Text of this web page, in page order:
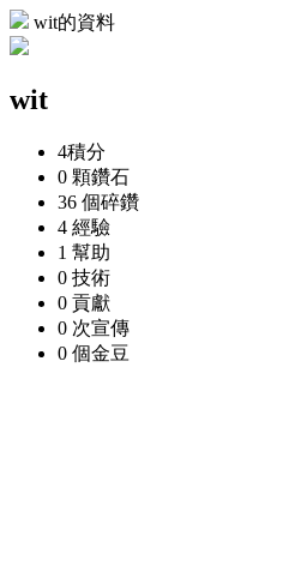
wit的資料
wit
4積分
0 顆鑽石
36 個碎鑽
4 經驗
1 幫助
0 技術
0 貢獻
0 次宣傳
0 個金豆